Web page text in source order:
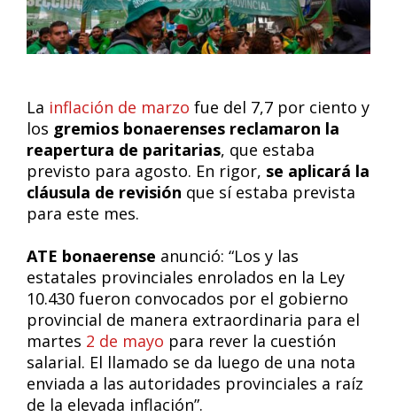
La inflación de marzo fue del 7,7 por ciento y
los gremios bonaerenses reclamaron la
reapertura de paritarias, que estaba
previsto para agosto. En rigor, se aplicará la
cláusula de revisión que sí estaba prevista
para este mes.
ATE bonaerense anunció: “Los y las
estatales provinciales enrolados en la Ley
10.430 fueron convocados por el gobierno
provincial de manera extraordinaria para el
martes 2 de mayo para rever la cuestión
salarial. El llamado se da luego de una nota
enviada a las autoridades provinciales a raíz
de la elevada inflación”.